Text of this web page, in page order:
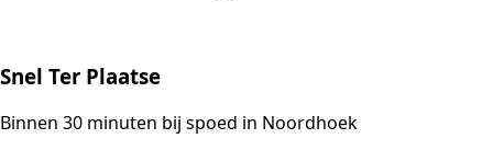
Snel Ter Plaatse
Binnen 30 minuten bij spoed in Noordhoek